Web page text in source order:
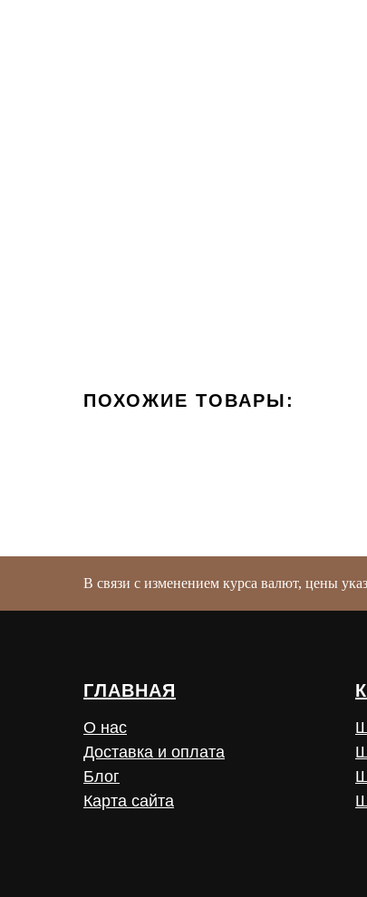
ПОХОЖИЕ ТОВАРЫ:
В связи с изменением курса валют, цены
ГЛАВНАЯ
О нас
Доставка и оплата
Блог
Карта сайта